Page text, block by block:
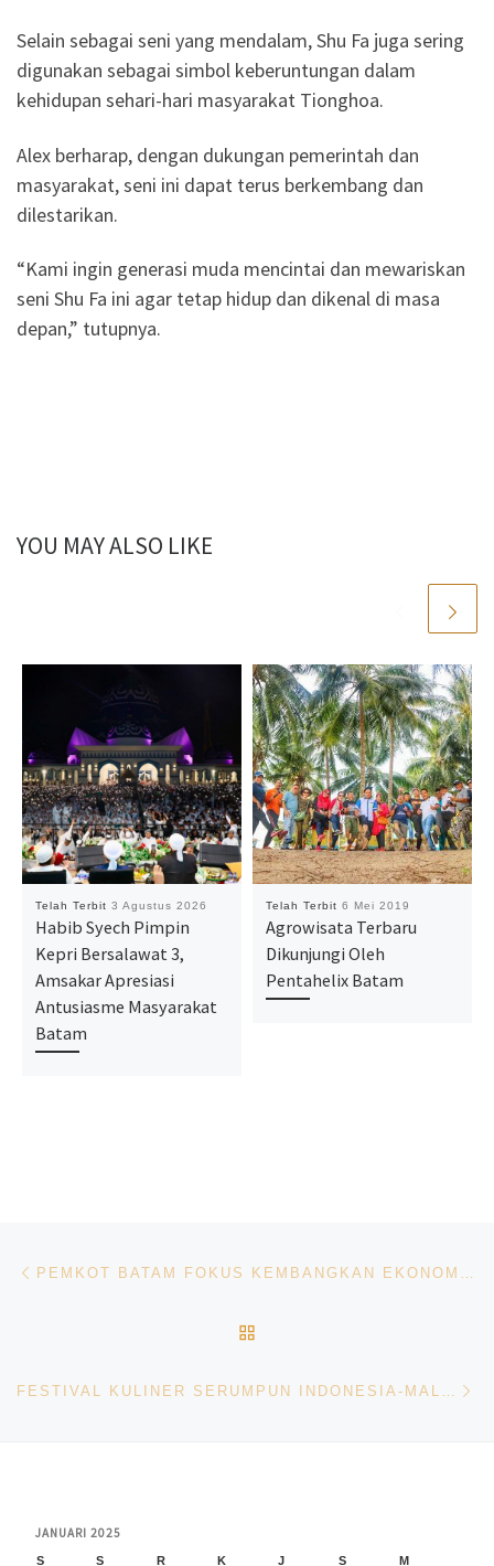
Selain sebagai seni yang mendalam, Shu Fa juga sering
digunakan sebagai simbol keberuntungan dalam
kehidupan sehari-hari masyarakat Tionghoa.
Alex berharap, dengan dukungan pemerintah dan
masyarakat, seni ini dapat terus berkembang dan
dilestarikan.
“Kami ingin generasi muda mencintai dan mewariskan
seni Shu Fa ini agar tetap hidup dan dikenal di masa
depan,” tutupnya.
YOU MAY ALSO LIKE
Telah Terbit 3 Agustus 2026
Habib Syech Pimpin
Kepri Bersalawat 3,
Amsakar Apresiasi
Antusiasme Masyarakat
Batam
Telah Terbit 6 Mei 2019
Agrowisata Terbaru
Dikunjungi Oleh
Pentahelix Batam
Navigasi pos
JANUARI 2025
S S R K J S M